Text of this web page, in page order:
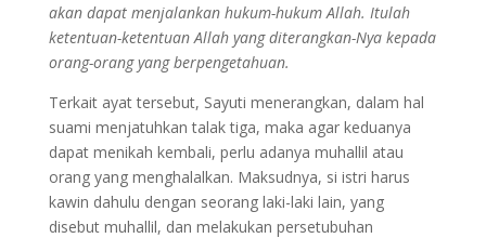
akan dapat menjalankan hukum-hukum Allah. Itulah
ketentuan-ketentuan Allah yang diterangkan-Nya kepada
orang-orang yang berpengetahuan.
Terkait ayat tersebut, Sayuti menerangkan, dalam hal
suami menjatuhkan talak tiga, maka agar keduanya
dapat menikah kembali, perlu adanya muhallil atau
orang yang menghalalkan. Maksudnya, si istri harus
kawin dahulu dengan seorang laki-laki lain, yang
disebut muhallil, dan melakukan persetubuhan